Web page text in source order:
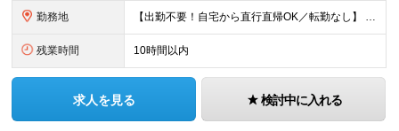
勤務地 【出勤不要！自宅から直行直帰OK／転勤なし】 ★業績拡大につき、大阪市に新拠点オープン♪ 大阪府大阪市中央区農人橋3丁目2-7 堺筋本町千寿ビル6F ＜アクセス＞ Osaka Metro中央線・堺
残業時間 10時間以内
求人を見る 検討中に入れる